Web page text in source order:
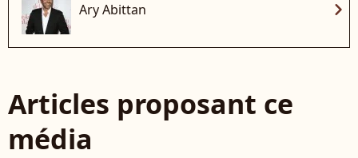
Ary Abittan chevron_right
Articles proposant ce
média